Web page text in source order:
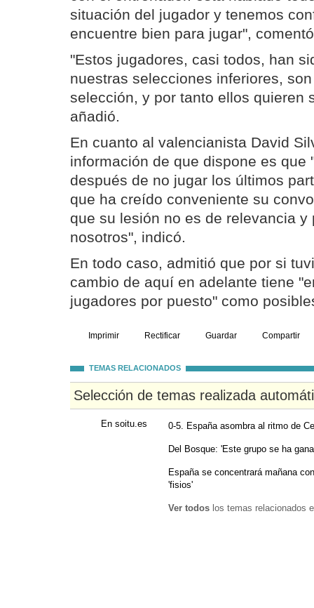
situación del jugador y tenemos
encuentre bien para jugar",
"Estos jugadores, casi todos, han
nuestras selecciones inferiores,
selección, y por tanto ellos quieren
añadió.
En cuanto al valencianista David
información de que dispone es que
después de no jugar los últimos
que ha creído conveniente su
que su lesión no es de relevancia y
nosotros", indicó.
En todo caso, admitió que por si
cambio de aquí en adelante tiene
jugadores por puesto" como
Imprimir Rectificar Guardar Compartir
TEMAS RELACIONADOS
Selección de temas realizada
En soitu.es 0-5. España asombra al ritmo de
Del Bosque: 'Este grupo se ha
España se concentrará mañana
'fisios'
Ver todos los temas relacionados